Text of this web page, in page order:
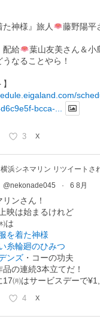
た神様』旅人
藤野陽平
配給
葉山友美さん＆小
うなることやら！
bcca-...
3 X
横浜シネマリン リツイートさ
@nekonade045 · 6 8月
ンさん！
映は始まるけれど
は
を着た神様
糸輪廻のひみつ
ンズ ・コーの功夫
の連続3本立てだ！
㈪はサービスデーで
4 X